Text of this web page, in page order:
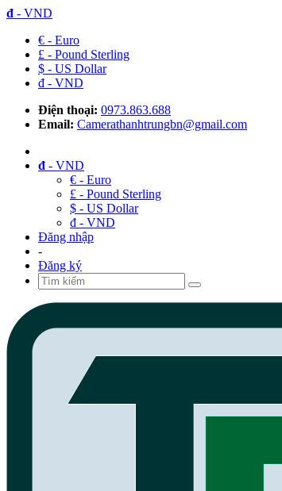
đ - VND
€ - Euro
£ - Pound Sterling
$ - US Dollar
đ - VND
Điện thoại: 0973.863.688
Email: Camerathanhtrungbn@gmail.com
đ - VND
€ - Euro
£ - Pound Sterling
$ - US Dollar
đ - VND
Đăng nhập
-
Đăng ký